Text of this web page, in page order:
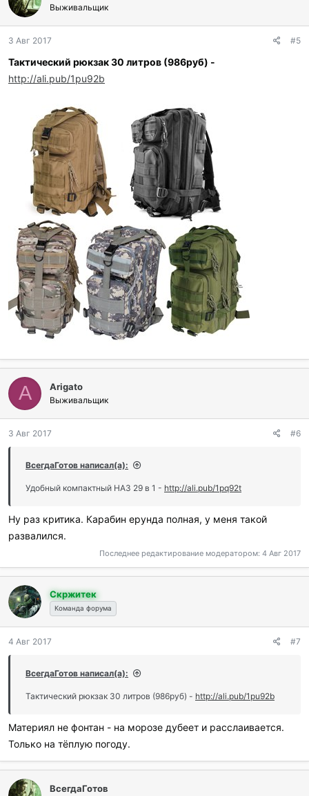
г
о
а
и
л
Выживальщик
3 Авг 2017 #5
Тактический рюкзак 30 литров (986руб) -
http://ali.pub/1pu92b
A Arigato
Выживальщик
3 Авг 2017 #6
ВсегдаГотов написал(а):
Удобный компактный НАЗ 29 в 1 - http://ali.pub/1pq92t
Ну раз критика. Карабин ерунда полная, у меня такой
развалился.
Последнее редактирование модератором: 4 Авг 2017
Скржитек
Команда форума
4 Авг 2017 #7
ВсегдаГотов написал(а):
Тактический рюкзак 30 литров (986руб) - http://ali.pub/1pu92b
Материял не фонтан - на морозе дубеет и расслаивается.
Только на тёплую погоду.
ВсегдаГотов